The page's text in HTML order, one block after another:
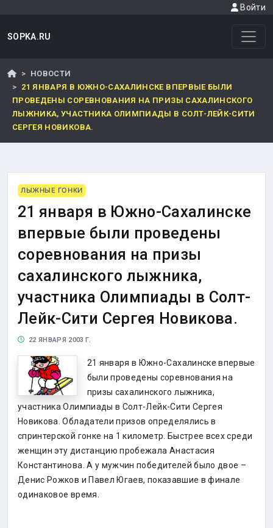
Войти
SOPKA.RU
НОВОСТИ
21 ЯНВАРЯ В ЮЖНО-САХАЛИНСКЕ ВПЕРВЫЕ БЫЛИ
ПРОВЕДЕНЫ СОРЕВНОВАНИЯ НА ПРИЗЫ САХАЛИНСКОГО
ЛЫЖНИКА, УЧАСТНИКА ОЛИМПИАДЫ В СОЛТ-ЛЕЙК-СИТИ
СЕРГЕЯ НОВИКОВА.
ЛЫЖНЫЕ ГОНКИ
21 января в Южно-Сахалинске
впервые были проведены
соревнования на призы
сахалинского лыжника,
участника Олимпиады в Солт-
Лейк-Сити Сергея Новикова.
22 ЯНВАРЯ 2003 Г.
21 января в Южно-Сахалинске впервые
были проведены соревнования на
призы сахалинского лыжника,
участника Олимпиады в Солт-Лейк-Сити Сергея
Новикова. Обладатели призов определялись в
спринтерской гонке на 1 километр. Быстрее всех среди
женщин эту дистанцию пробежала Анастасия
Константинова. А у мужчин победителей было двое –
Денис Рожков и Павел Югаев, показавшие в финале
одинаковое время.